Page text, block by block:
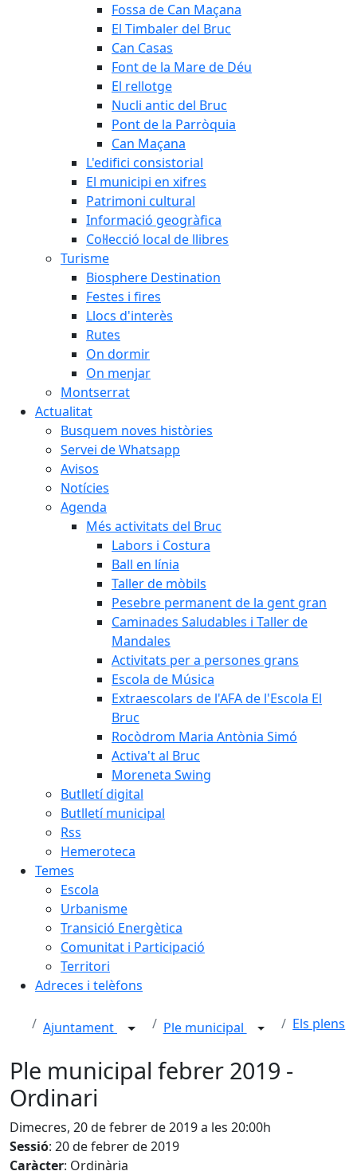
Fossa de Can Maçana
El Timbaler del Bruc
Can Casas
Font de la Mare de Déu
El rellotge
Nucli antic del Bruc
Pont de la Parròquia
Can Maçana
L'edifici consistorial
El municipi en xifres
Patrimoni cultural
Informació geogràfica
Col·lecció local de llibres
Turisme
Biosphere Destination
Festes i fires
Llocs d'interès
Rutes
On dormir
On menjar
Montserrat
Actualitat
Busquem noves històries
Servei de Whatsapp
Avisos
Notícies
Agenda
Més activitats del Bruc
Labors i Costura
Ball en línia
Taller de mòbils
Pesebre permanent de la gent gran
Caminades Saludables i Taller de
Mandales
Activitats per a persones grans
Escola de Música
Extraescolars de l'AFA de l'Escola El
Bruc
Rocòdrom Maria Antònia Simó
Activa't al Bruc
Moreneta Swing
Butlletí digital
Butlletí municipal
Rss
Hemeroteca
Temes
Escola
Urbanisme
Transició Energètica
Comunitat i Participació
Territori
Adreces i telèfons
Ajuntament Ple municipal Els plens
Ple municipal febrer 2019 -
Ordinari
Dimecres, 20 de febrer de 2019 a les 20:00h
Sessió: 20 de febrer de 2019
Caràcter: Ordinària